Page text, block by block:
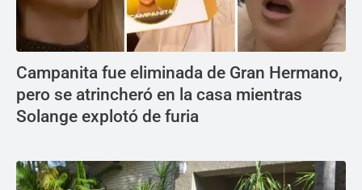
Campanita fue eliminada de Gran Hermano,
pero se atrincheró en la casa mientras
Solange explotó de furia